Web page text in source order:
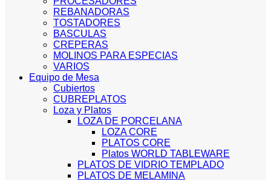
REBANADORAS
TOSTADORES
BASCULAS
CREPERAS
MOLINOS PARA ESPECIAS
VARIOS
Equipo de Mesa
Cubiertos
CUBREPLATOS
Loza y Platos
LOZA DE PORCELANA
LOZA CORE
PLATOS CORE
Platos WORLD TABLEWARE
PLATOS DE VIDRIO TEMPLADO
PLATOS DE MELAMINA